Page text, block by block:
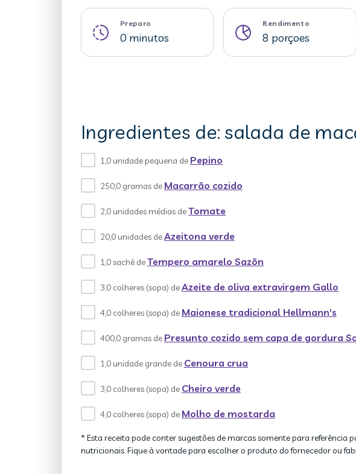
Preparo
0 minutos
Rendimento
8 porçoes
Ingredientes de: salada de
1,0 unidade pequena de Pepino
250,0 gramas de Macarrão cozido
2,0 unidades médias deTomate
20,0 unidades deAzeitona verde
1,0 sachê deTempero amarelo Sazõn
3,0 colheres (sopa) deAzeite de oliva extravirgem Gallo
4,0 colheres (sopa) de Maionese tradicional Hellmann's
400,0 gramas de Presunto cozido sem capa de gordura
1,0 unidade grande de Cenoura crua
3,0 colheres (sopa) de Cheiro verde
4,0 colheres (sopa) de Molho de mostarda
* Esta receita pode conter sugestões de marcas somente para referência
nutricionais. Fique à vontade para escolher o produto do fornecedor ou